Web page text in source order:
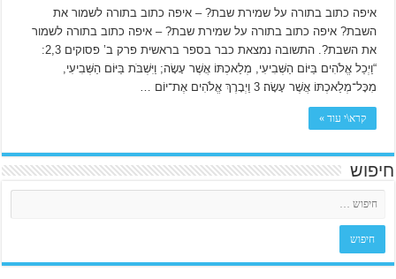
איפה כתוב בתורה על שמירת שבת? – איפה כתוב בתורה לשמור את
השבת? איפה כתוב בתורה על שמירת שבת? – איפה כתוב בתורה לשמור
את השבת?. התשובה נמצאת כבר בספר בראשית פרק ב’ פסוקים 2,3:
“וַיְכַל אֱלֹהִים בַּיּוֹם הַשְּׁבִיעִי, מְלַאכְתּוֹ אֲשֶׁר עָשָׂה; וַיִּשְׁבֹּת בַּיּוֹם הַשְּׁבִיעִי,
מִכָּל־מְלַאכְתּוֹ אֲשֶׁר עָשָׂה׃ 3 וַיְבָרֶךְ אֱלֹהִים אֶת־יוֹם …
קרא\י עוד »
חיפוש